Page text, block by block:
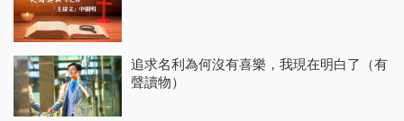
追求名利為何沒有喜樂，我現在明白了（有
聲讀物）